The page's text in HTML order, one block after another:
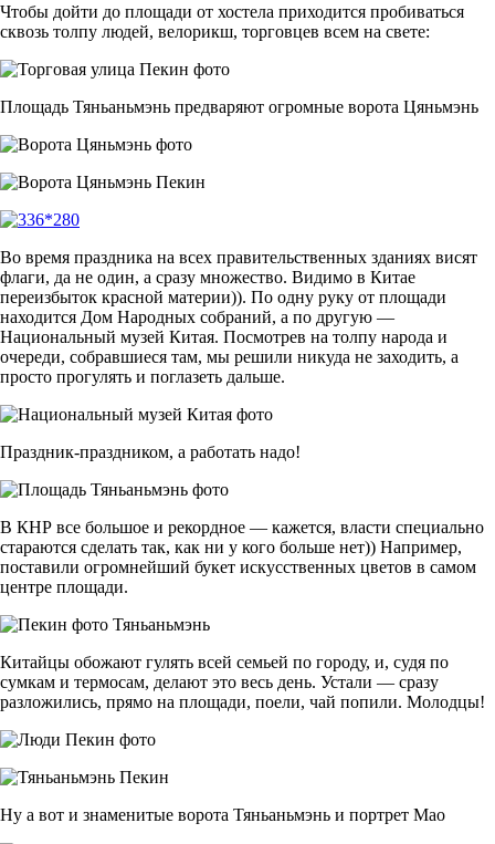
Чтобы дойти до площади от хостела приходится пробиваться
сквозь толпу людей, велорикш, торговцев всем на свете:
Площадь Тяньаньмэнь предваряют огромные ворота Цяньмэнь
Во время праздника на всех правительственных зданиях висят
флаги, да не один, а сразу множество. Видимо в Китае
переизбыток красной материи)). По одну руку от площади
находится Дом Народных собраний, а по другую —
Национальный музей Китая. Посмотрев на толпу народа и
очереди, собравшиеся там, мы решили никуда не заходить, а
просто прогулять и поглазеть дальше.
Праздник-праздником, а работать надо!
В КНР все большое и рекордное — кажется, власти специально
стараются сделать так, как ни у кого больше нет)) Например,
поставили огромнейший букет искусственных цветов в самом
центре площади.
Китайцы обожают гулять всей семьей по городу, и, судя по
сумкам и термосам, делают это весь день. Устали — сразу
разложились, прямо на площади, поели, чай попили. Молодцы!
Ну а вот и знаменитые ворота Тяньаньмэнь и портрет Мао